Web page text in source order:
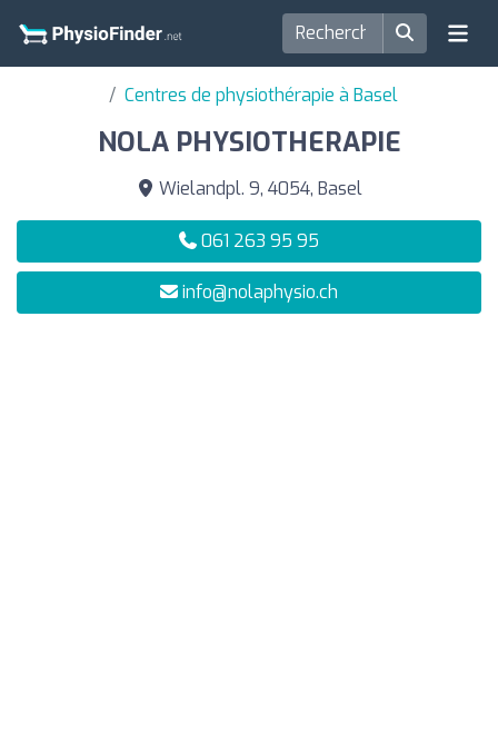
Centres de physiothérapie à Basel
NOLA PHYSIOTHERAPIE
Wielandpl. 9, 4054, Basel
061 263 95 95
info@nolaphysio.ch